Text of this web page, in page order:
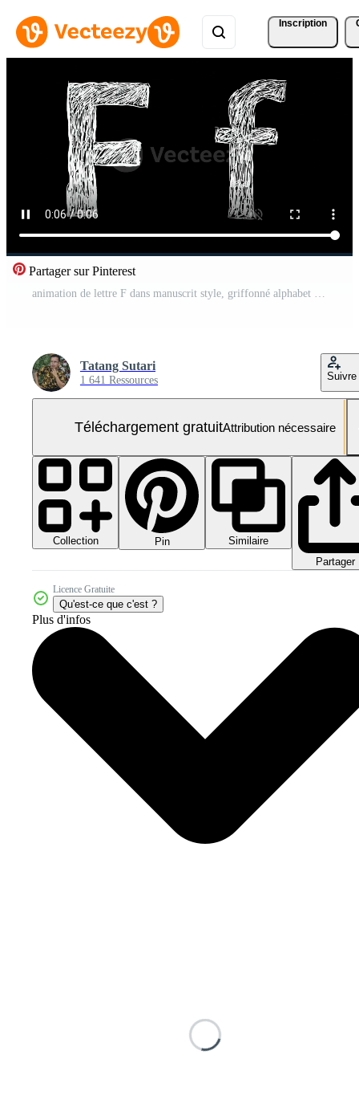
Inscription
Partager sur Pinterest
animation de lettre F dans manuscrit style, griffonné alphabet sur noir Contexte Vidéo Gratuite
Tatang Sutari
1 641 Ressources Suivre
Téléchargement gratuitAttribution nécessaire
Collection Pin
Similaire
Partager
Licence Gratuite
Qu'est-ce que c'est ?
Plus d'infos